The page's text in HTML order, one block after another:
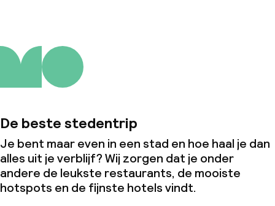
De beste stedentrip
Je bent maar even in een stad en hoe haal je dan
alles uit je verblijf? Wij zorgen dat je onder
andere de leukste restaurants, de mooiste
hotspots en de fijnste hotels vindt.